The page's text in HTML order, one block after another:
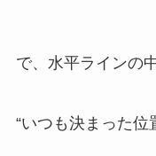
で、水平ラインの
“いつも決まった位